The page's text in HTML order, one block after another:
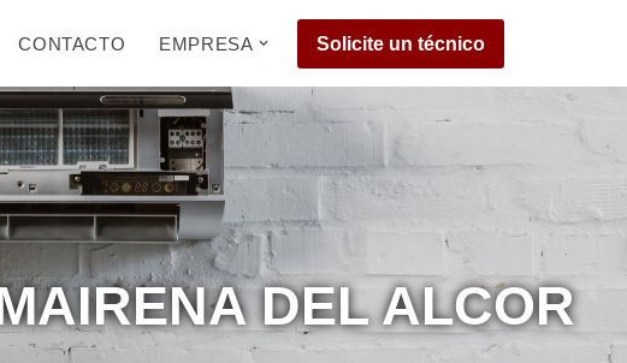
CONTACTO EMPRESA Solicite un técnico
DEL ALCOR